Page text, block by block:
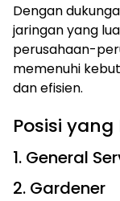
Dengan
jaringan yang
perusahaan-
memenuhi
dan efisien.
Posisi
1. General
2. Gardener